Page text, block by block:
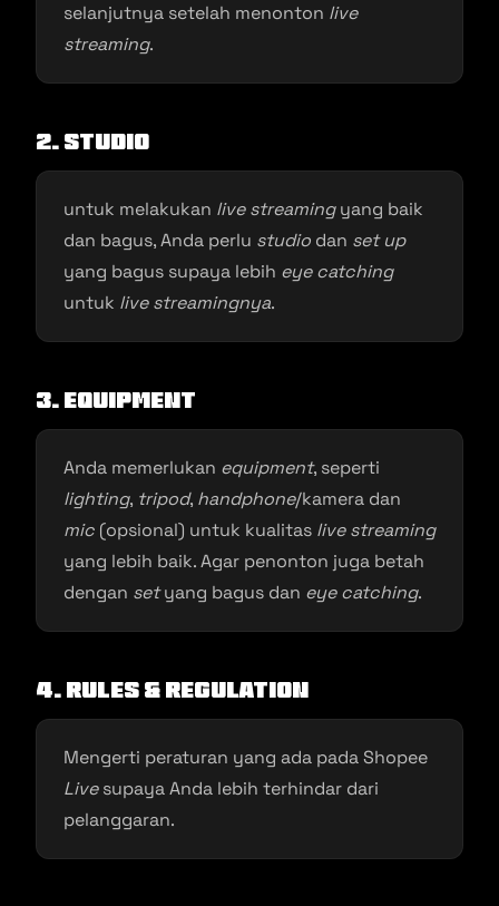
selanjutnya setelah menonton live
streaming.
2. Studio
untuk melakukan live streamingyang baik
dan bagus, Anda perlu studio dan set up
yang bagus supaya lebih eye catching
untuk live streamingnya.
3. Equipment
Anda memerlukan equipment, seperti
lighting, tripod, handphone/kamera dan
mic (opsional) untuk kualitas live streaming
yang lebih baik. Agar penonton juga betah
dengan setyang bagus dan eye catching.
4. Rules & Regulation
Mengerti peraturan yang ada pada Shopee
Livesupaya Anda lebih terhindar dari
pelanggaran.